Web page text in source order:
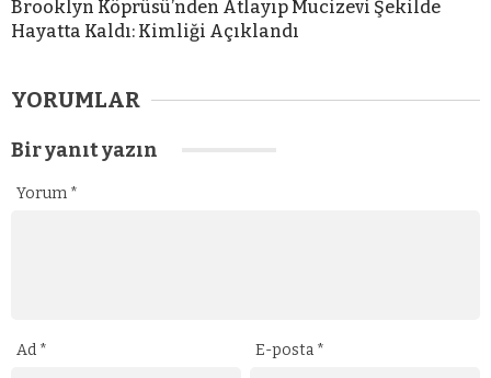
Brooklyn Köprüsü’nden Atlayıp Mucizevi Şekilde
Hayatta Kaldı: Kimliği Açıklandı
YORUMLAR
Bir yanıt yazın
Yorum *
Ad * E-posta *